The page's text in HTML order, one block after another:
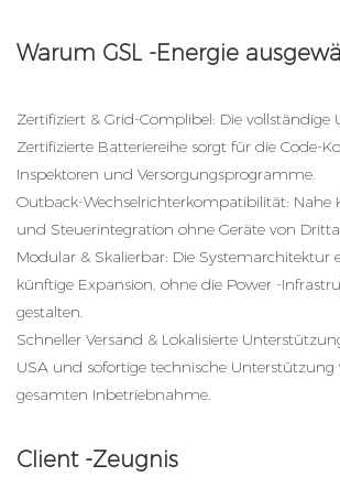
Warum GSL -Energie
Zertifiziert & Grid-Complibel: Die vollständige
Zertifizierte Batteriereihe sorgt für die Code-
Inspektoren und Versorgungsprogramme.
Outback-Wechselrichterkompatibilität:
und Steuerintegration ohne Geräte von
Modular & Skalierbar: Die Systemarchitektur
künftige Expansion, ohne die Power -
gestalten.
Schneller Versand & Lokalisierte
USA und sofortige technische
gesamten Inbetriebnahme.
Client -Zeugnis